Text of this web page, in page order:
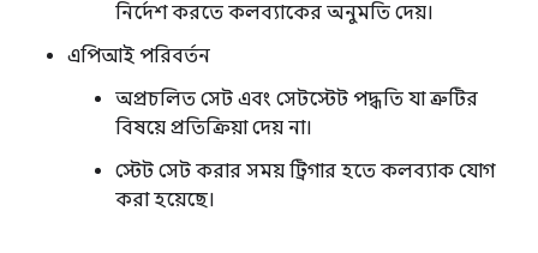
নির্দেশ করতে কলব্যাকের অনুমতি দেয়।
এপিআই পরিবর্তন
অপ্রচলিত সেট এবং সেটস্টেট পদ্ধতি যা ত্রুটির
বিষয়ে প্রতিক্রিয়া দেয় না।
স্টেট সেট করার সময় ট্রিগার হতে কলব্যাক যোগ
করা হয়েছে।